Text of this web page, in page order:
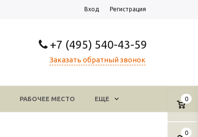
Вход Регистрация
+7 (495) 540-43-59
Заказать обратный звонок
0
0
РАБОЧЕЕ МЕСТО ЕЩЕ